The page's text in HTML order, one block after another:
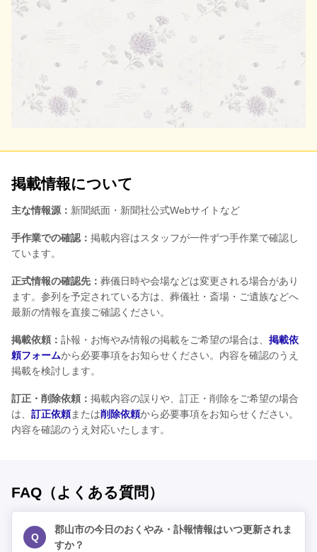
掲載情報について
主な情報源： 新聞紙面・新聞社公式Webサイトなど
手作業での確認： 掲載内容はスタッフが一件ずつ手作業で確認し
ています。
正式情報の確認先： 葬儀日時や会場などは変更される場合があり
ます。参列を予定されている方は、葬儀社・斎場・ご遺族などへ
最新の情報を直接ご確認ください。
掲載依頼： 訃報・お悔やみ情報の掲載をご希望の場合は、 掲載依
頼フォームから必要事項をお知らせください。内容を確認のうえ
掲載を検討します。
訂正・削除依頼： 掲載内容の誤りや、訂正・削除をご希望の場合
は、 訂正依頼または削除依頼から必要事項をお知らせください。
内容を確認のうえ対応いたします。
FAQ（よくある質問）
Q
郡山市の今日のおくやみ・訃報情報はいつ更新されま
すか？